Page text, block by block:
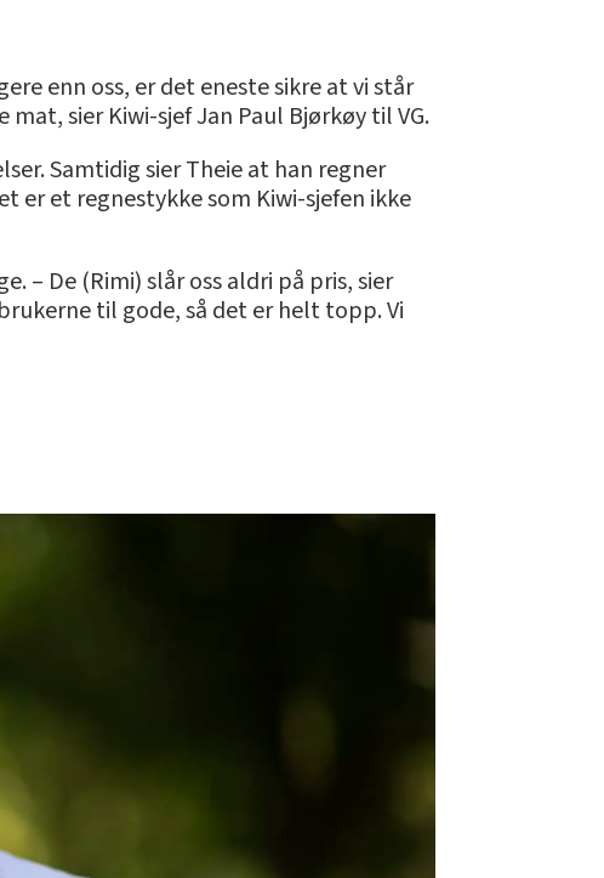
enn oss, er det eneste sikre at vi står
sier Kiwi-sjef Jan Paul Bjørkøy til VG.
Samtidig sier Theie at han regner
er et regnestykke som Kiwi-sjefen ikke
– De (Rimi) slår oss aldri på pris, sier
til gode, så det er helt topp. Vi